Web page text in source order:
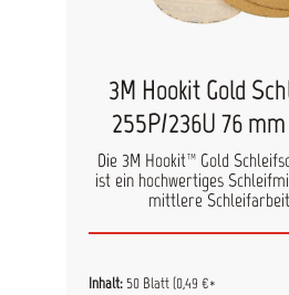
3M Hookit Gold
255P/236U 76
Die 3M Hookit™ Gold
ist ein hochwertiges
mittlere
präzisionsbeschichtetem
bietet die Scheibe eine
Inhalt:50 Blatt(0,49 €*